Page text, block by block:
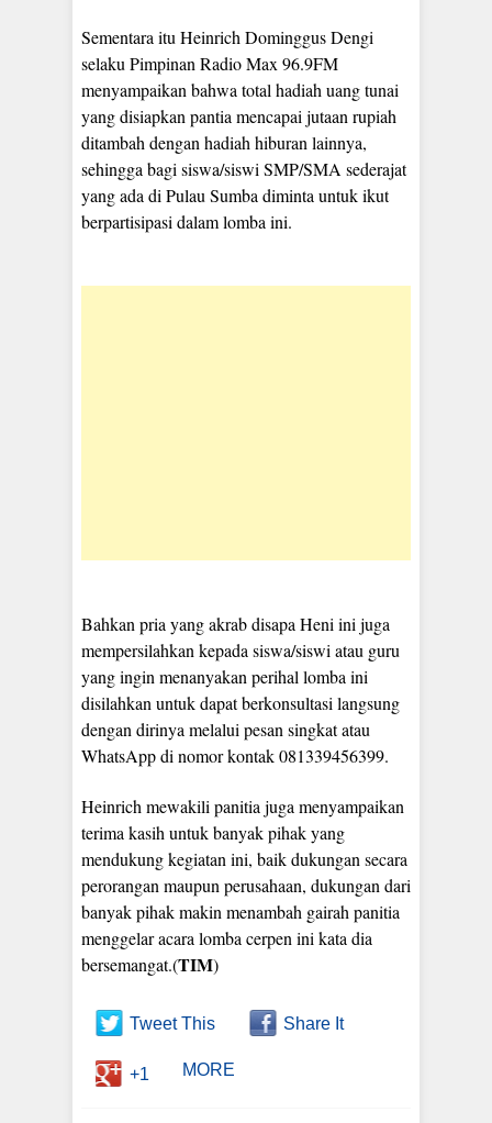
Sementara itu Heinrich Dominggus Dengi
selaku Pimpinan Radio Max 96.9FM
menyampaikan bahwa total hadiah uang tunai
yang disiapkan pantia mencapai jutaan rupiah
ditambah dengan hadiah hiburan lainnya,
sehingga bagi siswa/siswi SMP/SMA sederajat
yang ada di Pulau Sumba diminta untuk ikut
berpartisipasi dalam lomba ini.
Bahkan pria yang akrab disapa Heni ini juga
mempersilahkan kepada siswa/siswi atau guru
yang ingin menanyakan perihal lomba ini
disilahkan untuk dapat berkonsultasi langsung
dengan dirinya melalui pesan singkat atau
WhatsApp di nomor kontak 081339456399.
Heinrich mewakili panitia juga menyampaikan
terima kasih untuk banyak pihak yang
mendukung kegiatan ini, baik dukungan secara
perorangan maupun perusahaan, dukungan dari
banyak pihak makin menambah gairah panitia
menggelar acara lomba cerpen ini kata dia
bersemangat.(TIM)
Tweet This Share It
+1 MORE